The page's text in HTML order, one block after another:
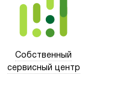
Собственный
сервисный центр